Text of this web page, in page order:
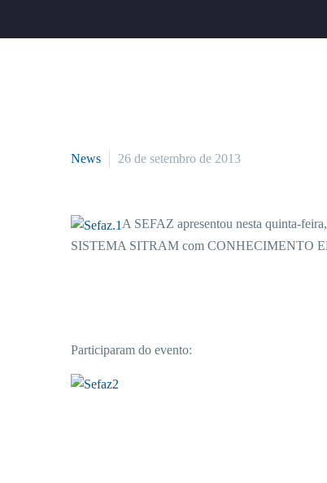
News 26 de setembro de 2013
A SEFAZ apresentou nesta quinta-
SISTEMA SITRAM com CONHECIMENTO
Participaram do evento: